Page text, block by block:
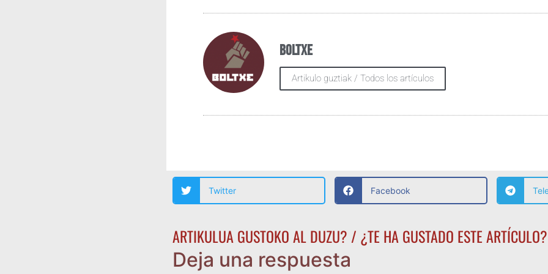
Boltxe
Artikulo guztiak / Todos los artículos
Twitter Facebook
ARTIKULUA GUSTOKO AL DUZU? / ¿TE HA GUSTADO ESTE ARTÍCULO?
Deja una respuesta